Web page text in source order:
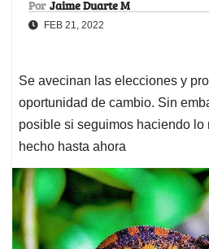
Por Jaime Duarte M
FEB 21, 2022
Se avecinan las elecciones y
oportunidad de cambio. Sin
posible si seguimos haciendo lo
hecho hasta ahora